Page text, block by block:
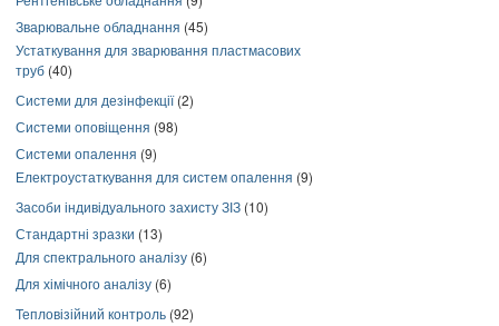
Зварювальне обладнання (45)
Устаткування для зварювання пластмасових
труб (40)
Системи для дезінфекції(2)
Системи оповіщення (98)
Системи опалення (9)
Електроустаткування для систем опалення (9)
Засоби індивідуального захисту ЗІЗ (10)
Стандартні зразки (13)
Для спектрального аналізу (6)
Для хімічного аналізу (6)
Тепловізійний контроль (92)